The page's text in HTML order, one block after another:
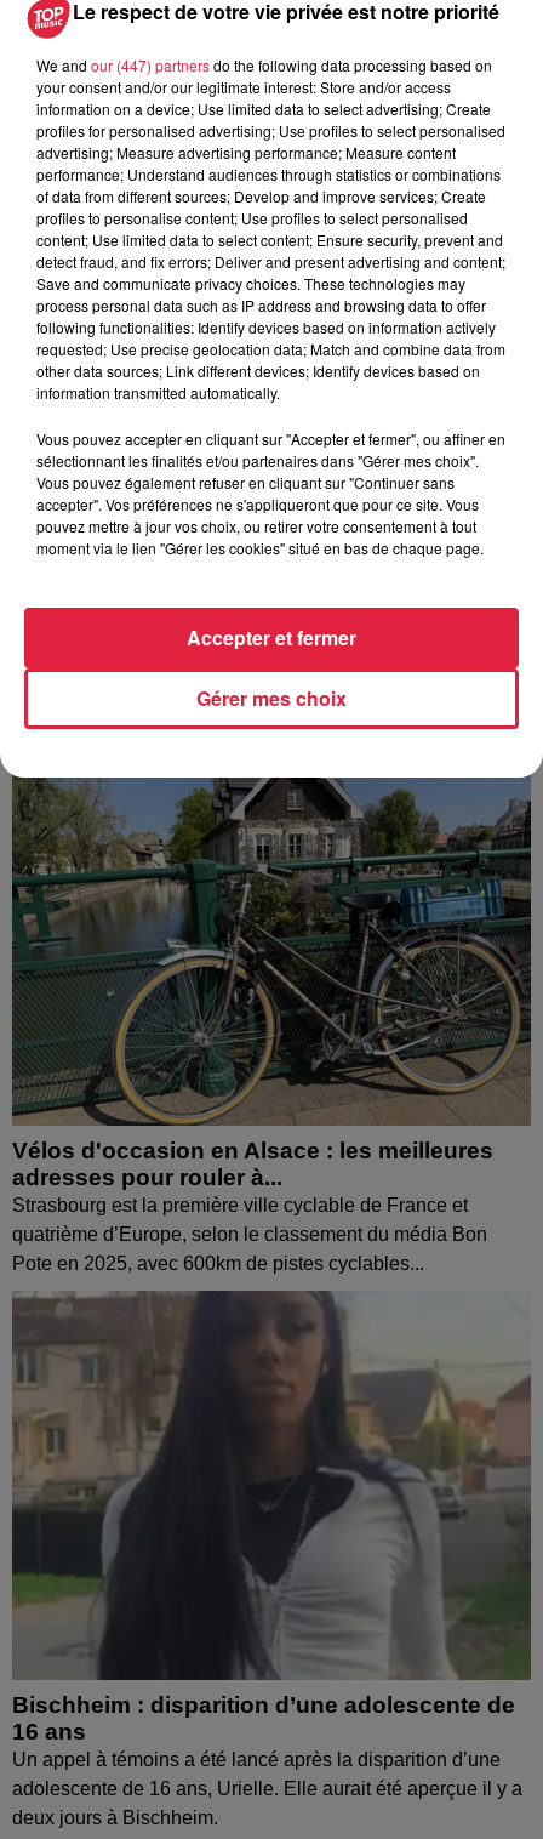
À découvrir également
Pendant trois décennies, l'Euro-Mir a fait tourner les têtes
des visiteurs. La mythique montagne russe s'apprête
désormais à disparaître du paysage du parc...
Vélos d'occasion en Alsace : les meilleures
adresses pour rouler à...
Strasbourg est la première ville cyclable de France et
quatrième d’Europe, selon le classement du média Bon
Pote en 2025, avec 600km de pistes cyclables...
Bischheim : disparition d’une adolescente de
16 ans
Un appel à témoins a été lancé après la disparition d’une
adolescente de 16 ans, Urielle. Elle aurait été aperçue il y a
deux jours à Bischheim.
Le respect de votre vie privée est notre priorité
We and our (447) partnersdo the following data processing based on
your consent and/or our legitimate interest: Store and/or access
information on a device; Use limited data to select advertising; Create
profiles for personalised advertising; Use profiles to select personalised
advertising; Measure advertising performance; Measure content
performance; Understand audiences through statistics or combinations
of data from different sources; Develop and improve services; Create
profiles to personalise content; Use profiles to select personalised
content; Use limited data to select content; Ensure security, prevent and
detect fraud, and fix errors; Deliver and present advertising and content;
Save and communicate privacy choices. These technologies may
process personal data such as IP address and browsing data to offer
following functionalities: Identify devices based on information actively
requested; Use precise geolocation data; Match and combine data from
other data sources; Link different devices; Identify devices based on
information transmitted automatically.
Vous pouvez accepter en cliquant sur "Accepter et fermer", ou affiner en
sélectionnant les finalités et/ou partenaires dans "Gérer mes choix".
Vous pouvez également refuser en cliquant sur "Continuer sans
accepter". Vos préférences ne s'appliqueront que pour ce site. Vous
pouvez mettre à jour vos choix, ou retirer votre consentement à tout
moment via le lien "Gérer les cookies" situé en bas de chaque page.
Gérer mes choix
Accepter et fermer